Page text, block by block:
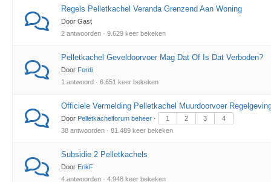
Regels Pelletkachel Veranda Grenzend Aan Woning
Door Gast
2 antwoorden · 9.629 keer bekeken
Pelletkachel Geveldoorvoer Mag Dat Of Is Dat Verboden?
Door Ferdi
1 antwoord · 6.651 keer bekeken
Officiele Vermelding Pelletkachel Muurdoorvoer
Door Pelletkachelforum beheer · 1 2 3
4
38 antwoorden · 81.489 keer bekeken
Subsidie 2 Pelletkachels
Door ErikF
4 antwoorden · 4.948 keer bekeken